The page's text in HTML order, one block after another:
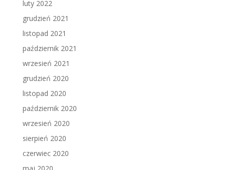
luty 2022
grudzień 2021
listopad 2021
październik 2021
wrzesień 2021
grudzień 2020
listopad 2020
październik 2020
wrzesień 2020
sierpień 2020
czerwiec 2020